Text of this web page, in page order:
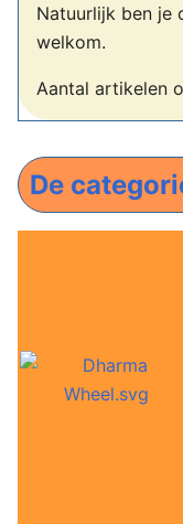
Natuurlijk ben je
welkom.
Aantal artikelen
De